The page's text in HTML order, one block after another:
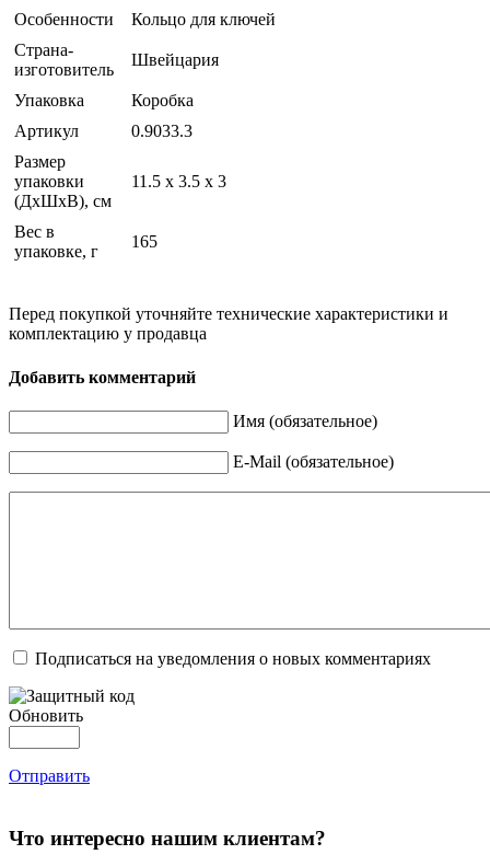
Особенности
Кольцо для ключей
Страна-
изготовитель
Швейцария
Упаковка
Коробка
Артикул
0.9033.3
Размер
упаковки
(ДхШхВ), см
11.5 х 3.5 х 3
Вес в
упаковке, г
165
Перед покупкой уточняйте технические характеристики и
комплектацию у продавца
Добавить комментарий
Имя (обязательное)
E-Mail (обязательное)
Подписаться на уведомления о новых комментариях
Обновить
Отправить
Что интересно нашим клиентам?